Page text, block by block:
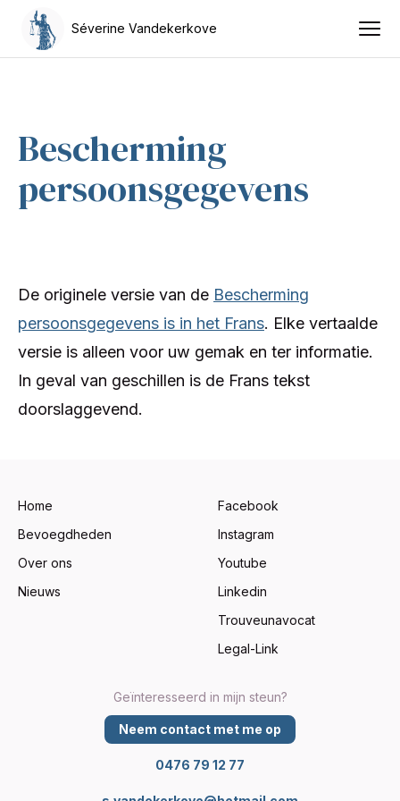
Séverine Vandekerkove
Neem contact met me op
Bescherming
persoonsgegevens
De originele versie van de Bescherming
persoonsgegevens is in het Frans. Elke vertaalde
versie is alleen voor uw gemak en ter informatie.
In geval van geschillen is de Frans tekst
doorslaggevend.
Home
Bevoegdheden
Over ons
Nieuws
Facebook
Instagram
Youtube
Linkedin
Trouveunavocat
Legal-Link
Geïnteresseerd in mijn steun?
Neem contact met me op
0476 79 12 77